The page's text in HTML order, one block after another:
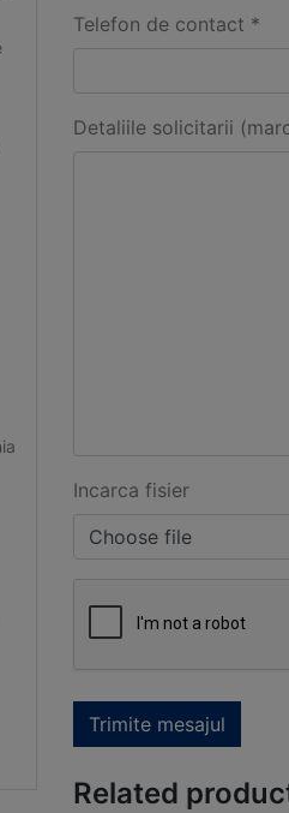
Telefon de contact *
Detaliile solicitarii
Incarca fisier
Choose file
Trimite mesajul
Related